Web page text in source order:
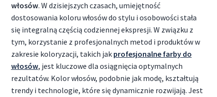
włosów. W dzisiejszych czasach, umiejętność
dostosowania koloru włosów do stylu i osobowości stała
się integralną częścią codziennej ekspresji. W związku z
tym, korzystanie z profesjonalnych metod i produktów w
zakresie koloryzacji, takich jak profesjonalne farby do
włosów, jest kluczowe dla osiągnięcia optymalnych
rezultatów. Kolor włosów, podobnie jak modę, kształtują
trendy i technologie, które się dynamicznie rozwijają. Jest